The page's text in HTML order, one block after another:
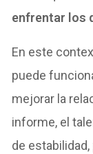
enfrentar los
En este
puede
mejorar la
informe, el
de